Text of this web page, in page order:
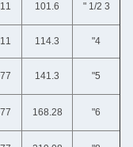
101.6
2.11
3.05
114.3
2.11
3.05
141.3
2.77
3.4
168.28
2.77
3.4